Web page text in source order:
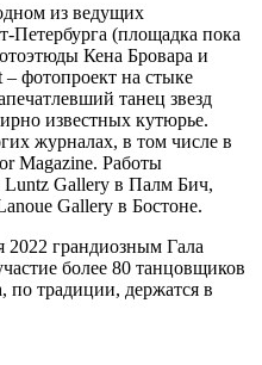
из ведущих
Петербурга (площадка пока
Кена Бровара и
фотопроект на стыке
танец звезд
известных кутюрье.
журналах, в том числе в
Magazine. Работы
Luntz Gallery в Палм Бич,
Gallery в Бостоне.
2022 грандиозным Гала
более 80 танцовщиков
по традиции, держатся в